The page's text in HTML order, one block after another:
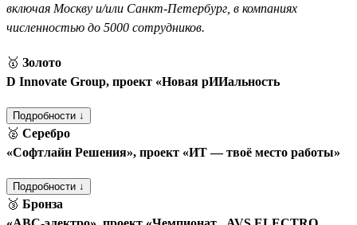
включая Москву и/или Санкт-Петербург, в компаниях
численностью до 5000 сотрудников.
🥇 Золото
D Innovate Group, проект «Новая рИИальность
Подробности ↓
🥈 Серебро
«Софтлайн Решения», проект «ИТ — твоё место работы»
Подробности ↓
🥉 Бронза